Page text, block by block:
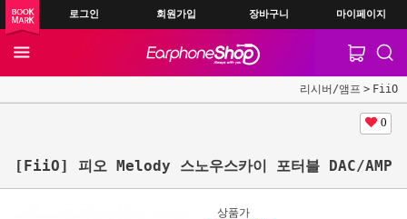
로그인 회원가입 장바구니 마이페이지
리시버/앰프 FiiO
0
[FiiO] 피오 Melody 스노우스카이 포터블 DAC/AMP
상품가